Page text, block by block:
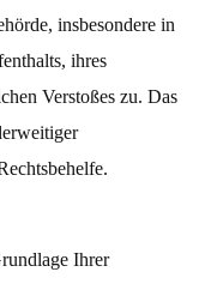
insbesondere in
ihres
Verstoßes zu. Das
Ihrer